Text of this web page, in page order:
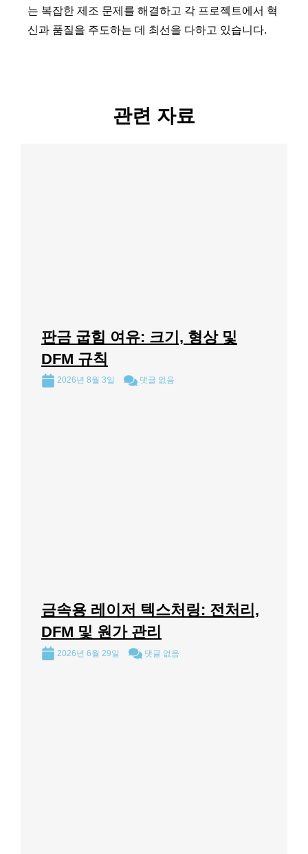
는 복잡한 제조 문제를 해결하고 각 프로젝트에서 혁
신과 품질을 주도하는 데 최선을 다하고 있습니다.
관련 자료
판금 굽힘 여유: 크기, 형상 및
DFM 규칙
2026년 8월 3일 댓글 없음
금속용 레이저 텍스처링: 전처리,
DFM 및 원가 관리
2026년 6월 29일 댓글 없음